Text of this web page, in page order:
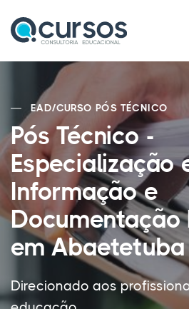
EAD/CURSO PÓS TÉCNICO
Pós Técnico -
Especialização
Informação e
Documentação
em Abaetetuba
Direcionado aos